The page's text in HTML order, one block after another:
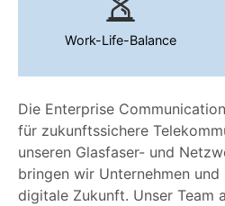
Die Enterprise
für zukunftssichere
unseren Glasfaser- und
bringen wir Unternehmen
digitale Zukunft. Unser Team
Work-Life-Balance